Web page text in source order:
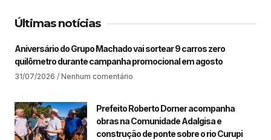
Últimas notícias
Aniversário do Grupo Machado vai sortear 9 carros zero
quilômetro durante campanha promocional em agosto
31/07/2026 Nenhum comentário
Prefeito Roberto Dorner acompanha
obras na Comunidade Adalgisa e
construção de ponte sobre o rio Curupi